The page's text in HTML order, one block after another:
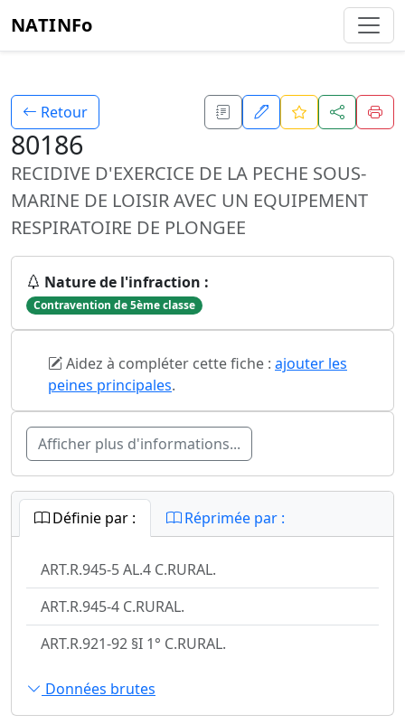
NATINFo
Retour
80186
RECIDIVE D'EXERCICE DE LA PECHE SOUS-
MARINE DE LOISIR AVEC UN EQUIPEMENT
RESPIRATOIRE DE PLONGEE
Nature de l'infraction :
Contravention de 5ème classe
Aidez à compléter cette fiche : ajouter les
peines principales.
Afficher plus d'informations...
Définie par : Réprimée par :
ART.R.945-5 AL.4 C.RURAL.
ART.R.945-4 C.RURAL.
ART.R.921-92 §I 1° C.RURAL.
Données brutes